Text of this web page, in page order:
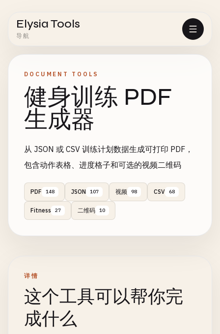
Elysia Tools
导航
DOCUMENT TOOLS
健身训练 PDF
生成器
从 JSON 或 CSV 训练计划数据生成可打印 PDF，
包含动作表格、进度格子和可选的视频二维码
PDF 148 JSON 107 视频 98 CSV 68
Fitness 27 二维码 10
详情
这个工具可以帮你完
成什么